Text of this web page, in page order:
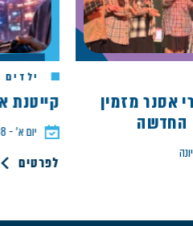
אסנר מזמין
ילדים
קייטנת
יום א׳ - 16.08, 08:00
לפרטים